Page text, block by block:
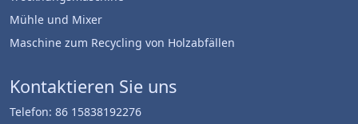
Mühle und Mixer
Maschine zum Recycling von Holzabfällen
Kontaktieren Sie uns
Telefon: 86 15838192276